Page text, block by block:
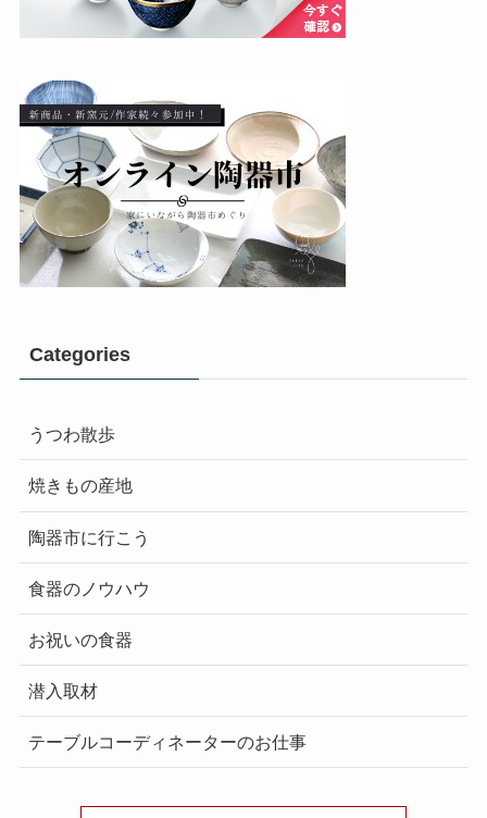
Categories
うつわ散歩
焼きもの産地
陶器市に行こう
食器のノウハウ
お祝いの食器
潜入取材
テーブルコーディネーターのお仕事